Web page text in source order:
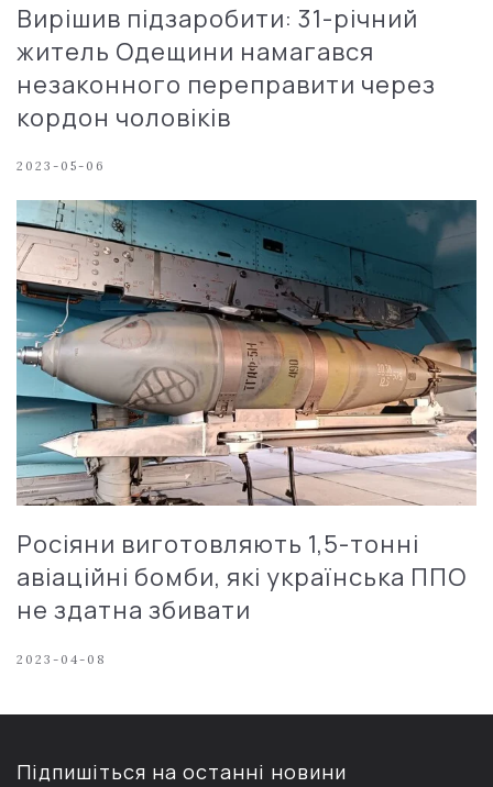
Вирішив підзаробити: 31-річний
житель Одещини намагався
незаконного переправити через
кордон чоловіків
2023-05-06
Росіяни виготовляють 1,5-тонні
авіаційні бомби, які українська ППО
не здатна збивати
2023-04-08
Підпишіться на останні новини